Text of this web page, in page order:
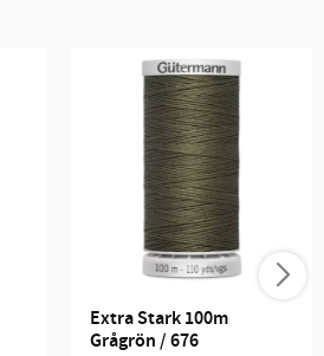
Extra Stark 100m
Grågrön / 676